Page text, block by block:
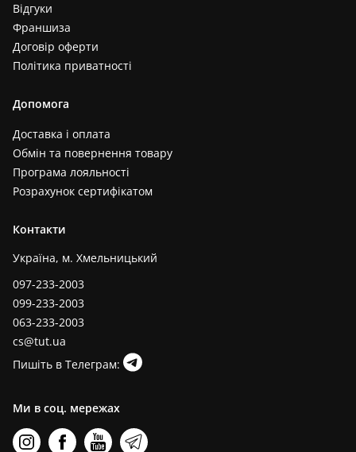
Відгуки
Франшиза
Договір оферти
Політика приватності
Допомога
Доставка і оплата
Обмін та повернення товару
Програма лояльності
Розрахунок сертифікатом
Контакти
Україна, м. Хмельницький
097-233-2003
099-233-2003
063-233-2003
cs@tut.ua
Пишіть в Телеграм:
Ми в соц. мережах